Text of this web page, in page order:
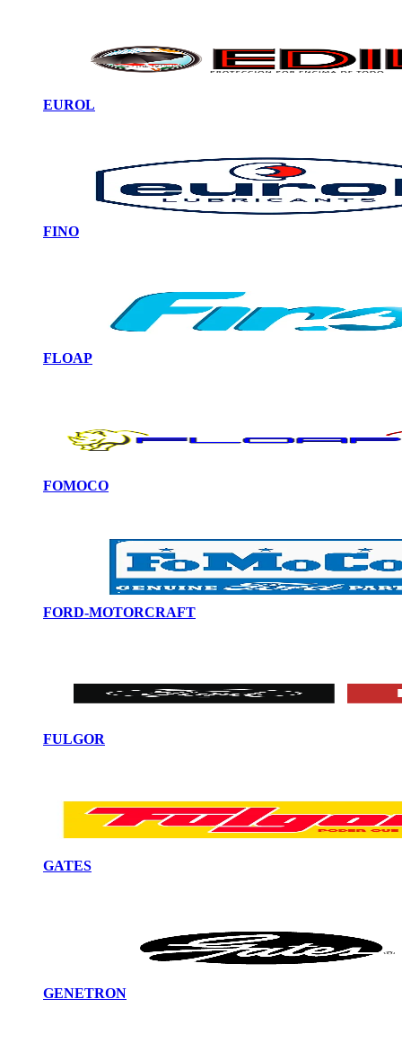
EUROL
FINO
FLOAP
FOMOCO
FORD-MOTORCRAFT
FULGOR
GATES
GENETRON